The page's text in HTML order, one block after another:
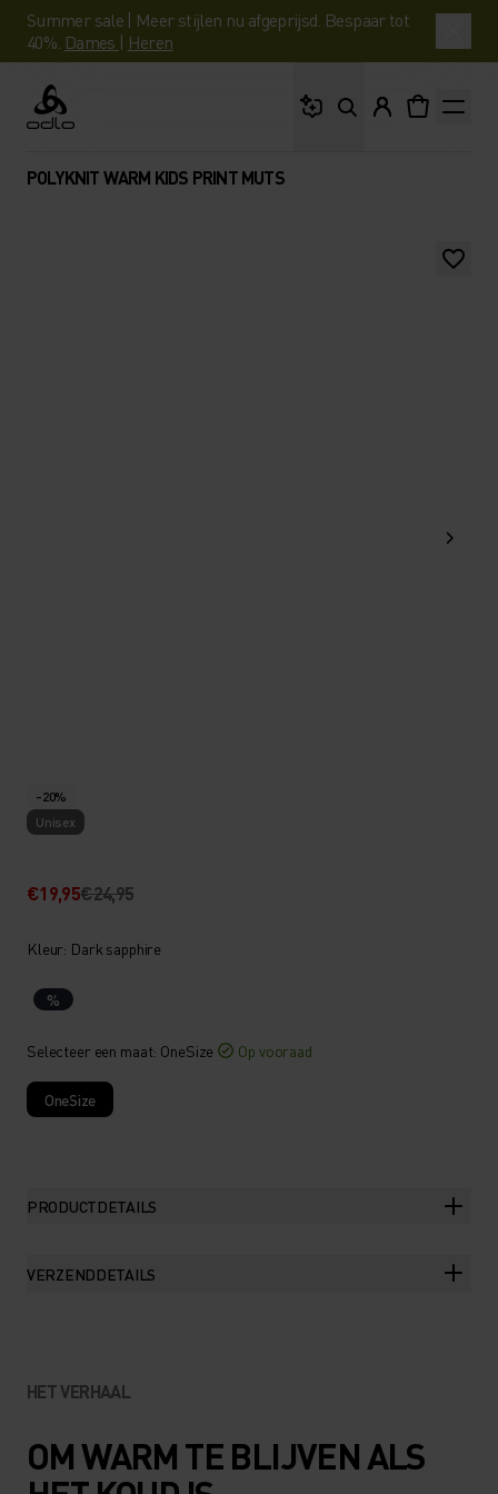
Summer sale | Meer stijlen nu afgeprijsd. Bespaar tot
40%. Dames | Heren
Odlo
POLYKNIT WARM KIDS PRINT MUTS
-20%
Unisex
€19,95€24,95
Kleur: Dark sapphire
%
Selecteer een maat: OneSize Op vooraad
OneSize
PRODUCTDETAILS
VERZENDDETAILS
HET VERHAAL
OM WARM TE BLIJVEN ALS